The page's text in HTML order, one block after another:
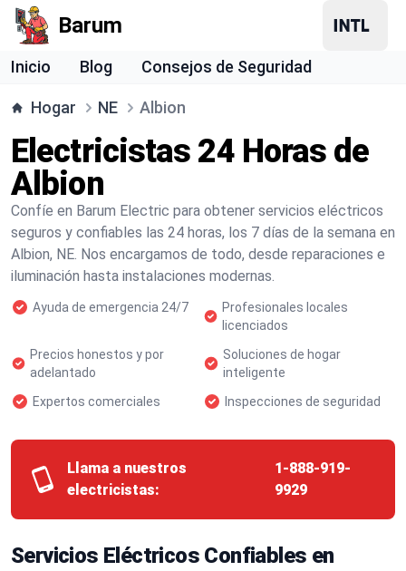
Barum
Inicio Blog Consejos de Seguridad
Hogar NE Albion
Electricistas 24 Horas de
Albion
Confíe en Barum Electric para obtener servicios eléctricos
seguros y confiables las 24 horas, los 7 días de la semana en
Albion, NE. Nos encargamos de todo, desde reparaciones e
iluminación hasta instalaciones modernas.
Ayuda de emergencia 24/7
Profesionales locales
licenciados
Precios honestos y por
adelantado
Soluciones de hogar
inteligente
Expertos comerciales
Inspecciones de seguridad
Llama a nuestros
electricistas:
1-888-919-
9929
Servicios Eléctricos Confiables en